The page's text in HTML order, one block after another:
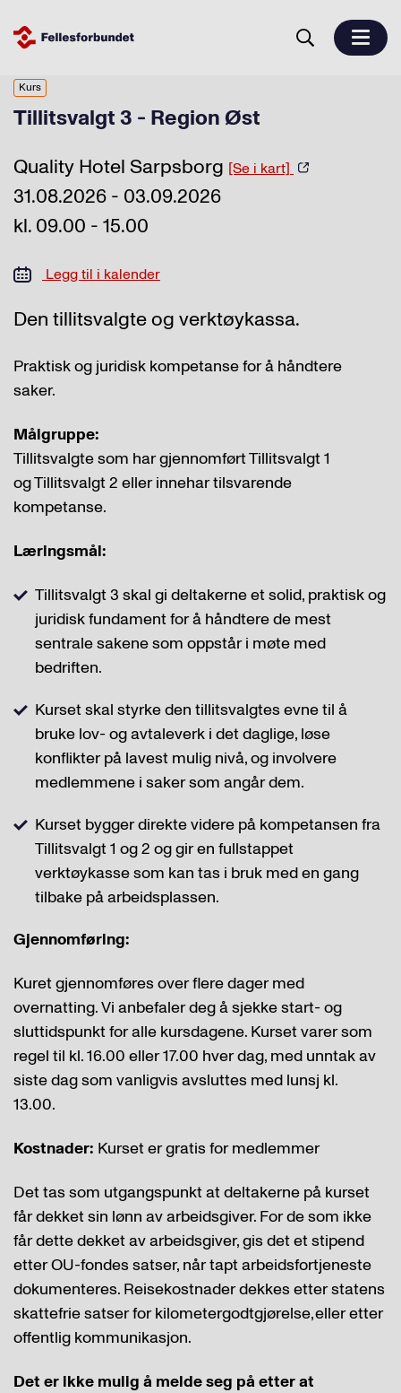
Kurs
Tillitsvalgt 3 - Region Øst
Quality Hotel Sarpsborg [Se i kart]
31.08.2026 - 03.09.2026
kl. 09.00 - 15.00
Legg til i kalender
Den tillitsvalgte og verktøykassa.
Praktisk og juridisk kompetanse for å håndtere
saker.
Målgruppe:
Tillitsvalgte som har gjennomført Tillitsvalgt 1
og Tillitsvalgt 2 eller innehar tilsvarende
kompetanse.
Læringsmål:
Tillitsvalgt 3 skal gi deltakerne et solid, praktisk og
juridisk fundament for å håndtere de mest
sentrale sakene som oppstår i møte med
bedriften.
Kurset skal styrke den tillitsvalgtes evne til å
bruke lov- og avtaleverk i det daglige, løse
konflikter på lavest mulig nivå, og involvere
medlemmene i saker som angår dem.
Kurset bygger direkte videre på kompetansen fra
Tillitsvalgt 1 og 2 og gir en fullstappet
verktøykasse som kan tas i bruk med en gang
tilbake på arbeidsplassen.
Gjennomføring:
Kuret gjennomføres over flere dager med
overnatting. Vi anbefaler deg å sjekke start- og
sluttidspunkt for alle kursdagene. Kurset varer som
regel til kl. 16.00 eller 17.00 hver dag, med unntak av
siste dag som vanligvis avsluttes med lunsj kl.
13.00.
Kostnader: Kurset er gratis for medlemmer
Det tas som utgangspunkt at deltakerne på kurset
får dekket sin lønn av arbeidsgiver. For de som ikke
får dette dekket av arbeidsgiver, gis det et stipend
etter OU-fondes satser, når tapt arbeidsfortjeneste
dokumenteres. Reisekostnader dekkes etter statens
skattefrie satser for kilometergodtgjørelse, eller etter
offentlig kommunikasjon.
Det er ikke mulig å melde seg på etter at